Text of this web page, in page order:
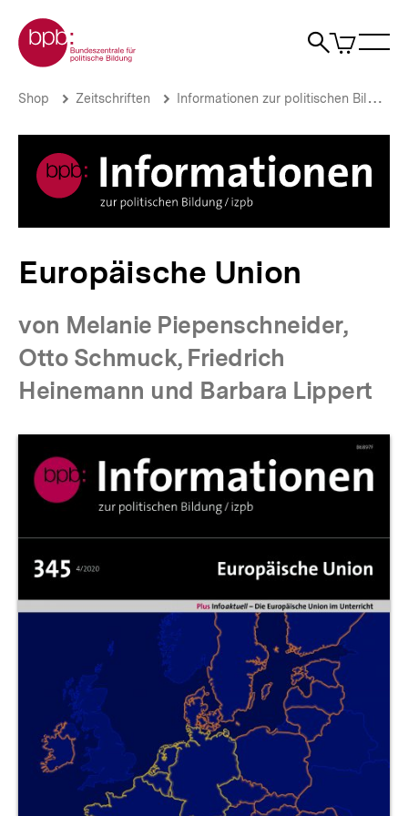
zum
Seiteninhalt
springen
Zur Startseite der bpb
Suche
Artikel
im
Europäische
bpb.de
Brotkrümelnavigation
Pfadnavigation
Shop Zeitschriften Informationen zur politischen Bildung
Europäische Union
von Melanie Piepenschneider,
Otto Schmuck, Friedrich
Heinemann und Barbara Lippert
Produktvorschau